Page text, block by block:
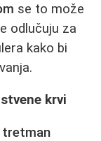
se to može
odlučuju za
kako bi
krvi
tretman